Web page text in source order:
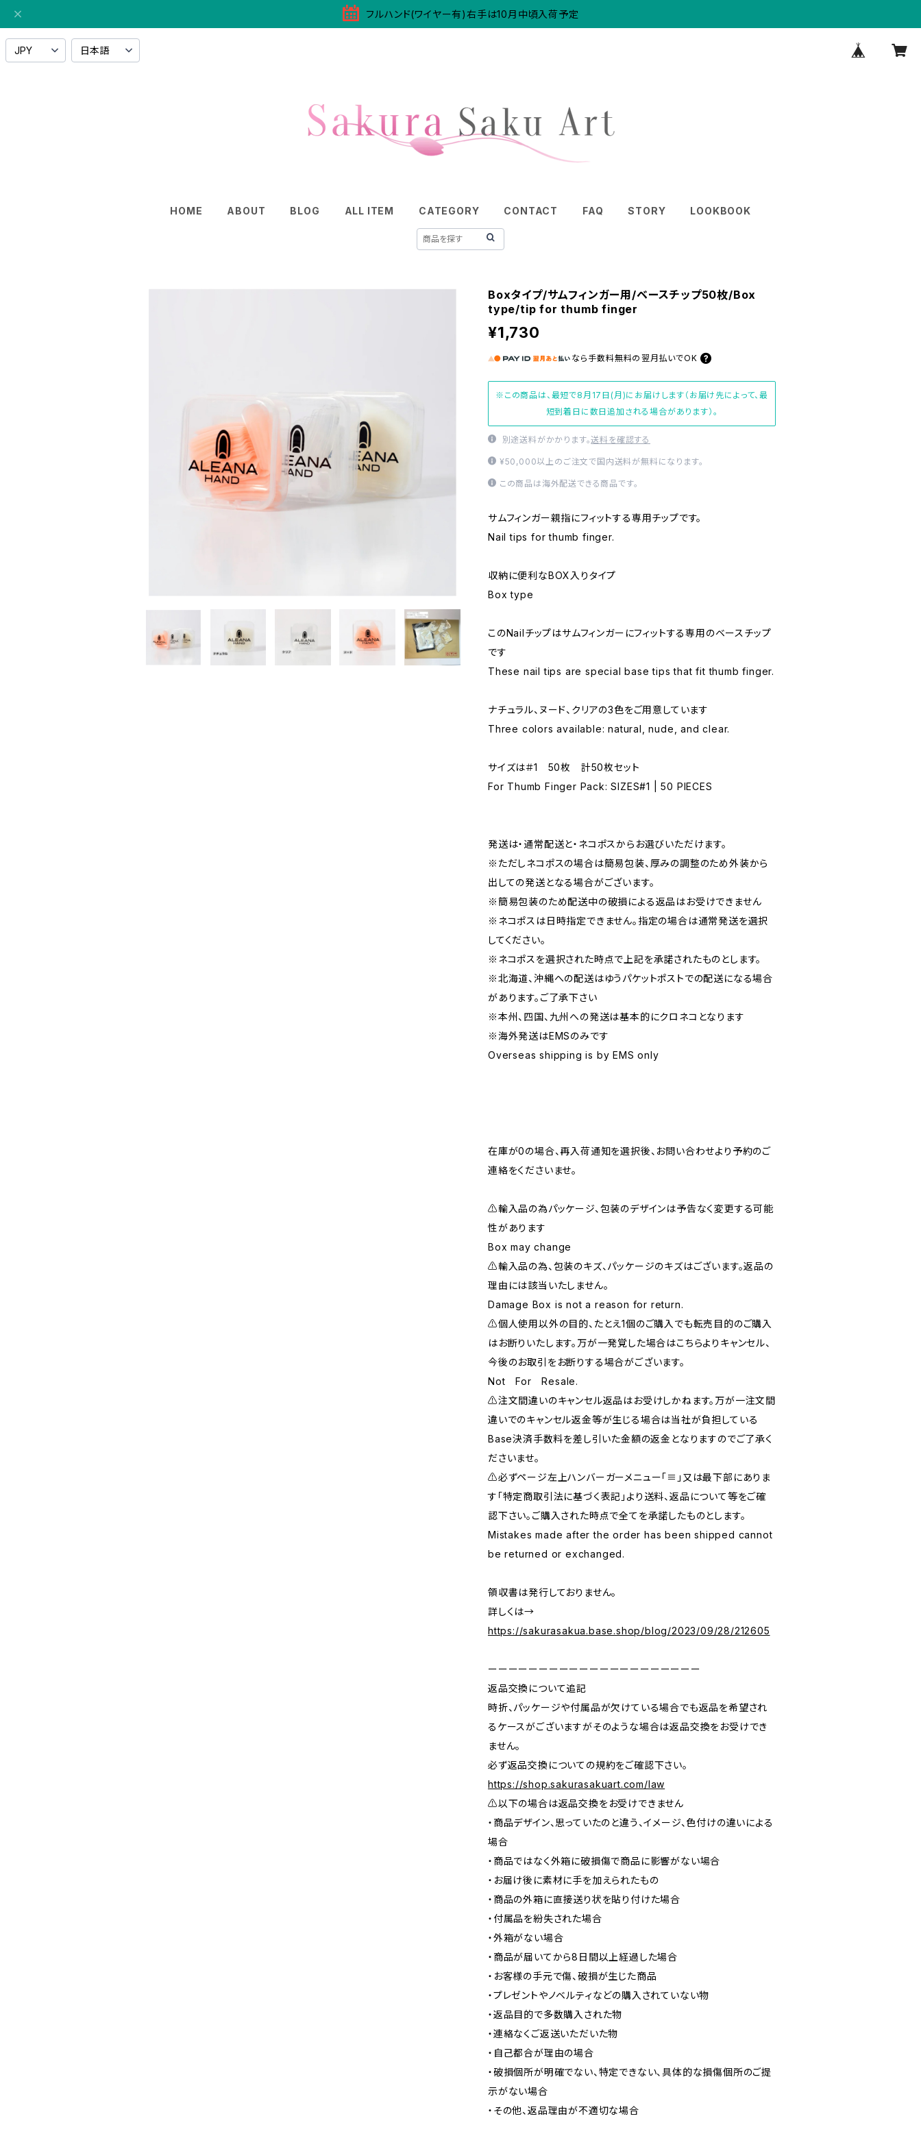
フルハンド(ワイヤー有)右手は10月中頃入荷予定
HOME ABOUT BLOG ALL ITEM CATEGORY CONTACT FAQ STORY LOOKBOOK
Boxタイプ/サムフィンガー用/ベースチップ50枚/Box
type/tip for thumb finger
¥1,730
なら 手数料無料の 翌月払いでOK
※この商品は、最短で8月17日(月)にお届けします（お届け先によって、最
短到着日に数日追加される場合があります）。
別途送料がかかります。送料を確認する
¥50,000以上のご注文で国内送料が無料になります。
この商品は海外配送できる商品です。
サムフィンガー親指にフィットする専用チップです。
Nail tips for thumb finger.
収納に便利なBOX入りタイプ
Box type
このNailチップはサムフィンガーにフィットする専用のベースチップ
です
These nail tips are special base tips that fit thumb finger.
ナチュラル、ヌード、クリアの3色をご用意しています
Three colors available: natural, nude, and clear.
サイズは＃1 50枚 計50枚セット
For Thumb Finger Pack: SIZES#1 | 50 PIECES
発送は・通常配送と・ネコポスからお選びいただけます。
※ただしネコポスの場合は簡易包装、厚みの調整のため外装から
出しての発送となる場合がございます。
※簡易包装のため配送中の破損による返品はお受けできません
※ネコポスは日時指定できません。指定の場合は通常発送を選択
してください。
※ネコポスを選択された時点で上記を承諾されたものとします。
※北海道、沖縄への配送はゆうパケットポストでの配送になる場合
があります。ご了承下さい
※本州、四国、九州への発送は基本的にクロネコとなります
※海外発送はEMSのみです
Overseas shipping is by EMS only
在庫が0の場合、再入荷通知を選択後、お問い合わせより予約のご
連絡をくださいませ。
⚠️輸入品の為パッケージ、包装のデザインは予告なく変更する可能
性があります
Box may change
⚠️輸入品の為、包装のキズ、パッケージのキズはございます。返品の
理由には該当いたしません。
Damage Box is not a reason for return.
⚠️個人使用以外の目的、たとえ1個のご購入でも転売目的のご購入
はお断りいたします。万が一発覚した場合はこちらよりキャンセル、
今後のお取引をお断りする場合がございます。
Not For Resale.
⚠️注文間違いのキャンセル返品はお受けしかねます。万が一注文間
違いでのキャンセル返金等が生じる場合は当社が負担している
Base決済手数料を差し引いた金額の返金となりますのでご了承く
ださいませ。
⚠️必ずページ左上ハンバーガーメニュー「≡」又は最下部にありま
す「特定商取引法に基づく表記」より送料、返品について等をご確
認下さい。ご購入された時点で全てを承諾したものとします。
Mistakes made after the order has been shipped cannot
be returned or exchanged.
領収書は発行しておりません。
詳しくは→
https://sakurasakua.base.shop/blog/2023/09/28/212605
ーーーーーーーーーーーーーーーーーーーーー
返品交換について追記
時折、パッケージや付属品が欠けている場合でも返品を希望され
るケースがございますがそのような場合は返品交換をお受けでき
ません。
必ず返品交換についての規約をご確認下さい。
https://shop.sakurasakuart.com/law
⚠️以下の場合は返品交換をお受けできません
・商品デザイン、思っていたのと違う、イメージ、色付けの違いによる
場合
・商品ではなく外箱に破損傷で商品に影響がない場合
・お届け後に素材に手を加えられたもの
・商品の外箱に直接送り状を貼り付けた場合
・付属品を紛失された場合
・外箱がない場合
・商品が届いてから8日間以上経過した場合
・お客様の手元で傷、破損が生じた商品
・プレゼントやノベルティなどの購入されていない物
・返品目的で多数購入された物
・連絡なくご返送いただいた物
・自己都合が理由の場合
・破損個所が明確でない、特定できない、具体的な損傷個所のご提
示がない場合
・その他、返品理由が不適切な場合